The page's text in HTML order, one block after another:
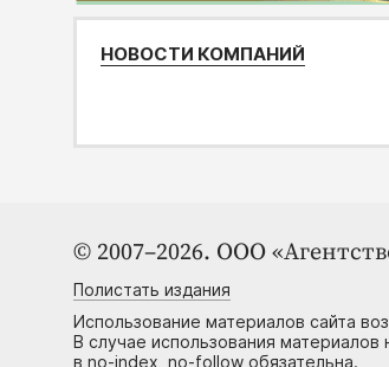
НОВОСТИ КОМПАНИЙ
© 2007–2026. ООО
Полистать издания
Использование материалов сайта
В случае использования материалов
в no-index, no-follow обязательна.